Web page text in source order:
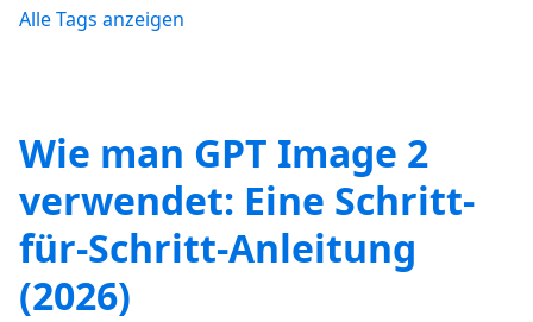
Alle Tags anzeigen
Wie man GPT Image 2
verwendet: Eine Schritt-
für-Schritt-Anleitung
(2026)